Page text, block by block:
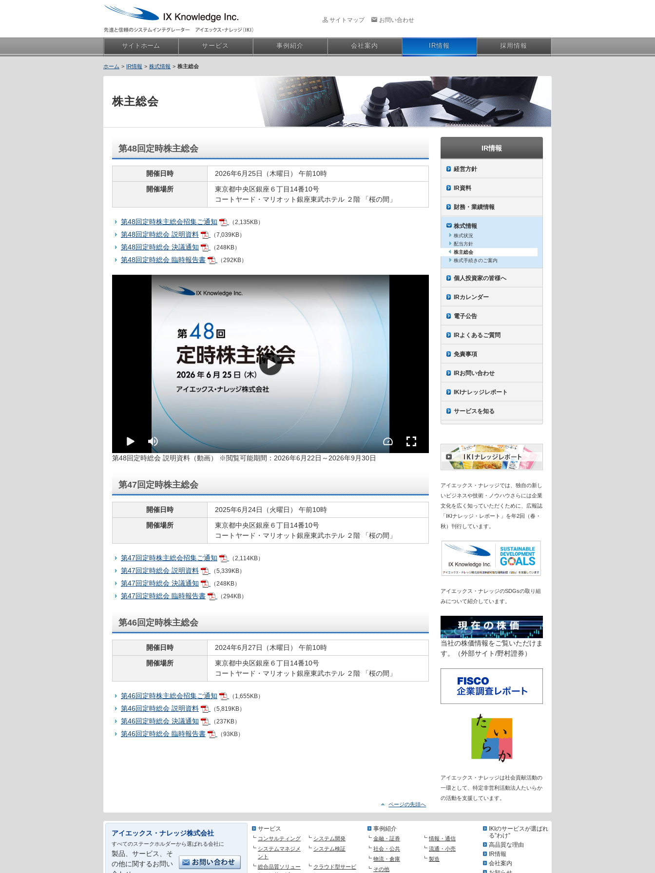
サイトマップ お問い合わせ
サイトホーム サービス 事例紹介 会社案内 IR情報 採用情報
IR情報 株式情報 株主総会
IR情報
経営方針
IR資料
財務・業績情報
株式情報
株式状況
配当方針
株主総会
株式手続きのご案内
個人投資家の皆様へ
IRカレンダー
電子公告
IRよくあるご質問
免責事項
IRお問い合わせ
IKIナレッジレポート
サービスを知る
アイエックス・ナレッジでは、独自の新し
いビジネスや技術・ノウハウさらには企業
文化を広く知っていただくために、広報誌
「IKIナレッジ・レポート」を年2回（春・
秋）刊行しています。
アイエックス・ナレッジのSDGsの取り組
みについて紹介しています。
当社の株価情報をご覧いただけま
す。（外部サイト/野村證券）
アイエックス・ナレッジは社会貢献活動の
一環として、特定非営利活動法人たいらか
の活動を支援しています。
株主総会
第48回定時株主総会
開催日時
2026年6月25日（木曜日） 午前10時
開催場所
東京都中央区銀座６丁目14番10号
コートヤード・マリオット銀座東武ホテル ２階 「桜の間」
第48回定時株主総会招集ご通知 （2,135KB）
第48回定時総会 説明資料 （7,039KB）
第48回定時総会 決議通知 （248KB）
第48回定時総会 臨時報告書 （292KB）
第48回定時総会 説明資料（動画） ※閲覧可能期間：2026年6月22日～2026年9月30日
第47回定時株主総会
開催日時
2025年6月24日（火曜日） 午前10時
開催場所
東京都中央区銀座６丁目14番10号
コートヤード・マリオット銀座東武ホテル ２階 「桜の間」
第47回定時株主総会招集ご通知 （2,114KB）
第47回定時総会 説明資料 （5,339KB）
第47回定時総会 決議通知 （248KB）
第47回定時総会 臨時報告書 （294KB）
第46回定時株主総会
開催日時
2024年6月27日（木曜日） 午前10時
開催場所
東京都中央区銀座６丁目14番10号
コートヤード・マリオット銀座東武ホテル ２階 「桜の間」
第46回定時株主総会招集ご通知 （1,655KB）
第46回定時総会 説明資料 （5,819KB）
第46回定時総会 決議通知 （237KB）
第46回定時総会 臨時報告書 （93KB）
アイエックス・ナレッジ株式会社
すべてのステークホルダーから選ばれる会社に
製品、サービス、そ
の他に関するお問い
サービス
コンサルティング
システム開発
システムマネジメ
ント
システム検証
総合品質ソリュー
クラウド型サービ
事例紹介
金融・証券
情報・通信
社会・公共
流通・小売
物流・倉庫
製造
その他
IKIのサービスが選ばれ
る”わけ”
高品質な理由
IR情報
会社案内
ページの先頭へ